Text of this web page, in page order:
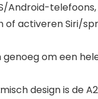
activeren Siri/
om een
design is de